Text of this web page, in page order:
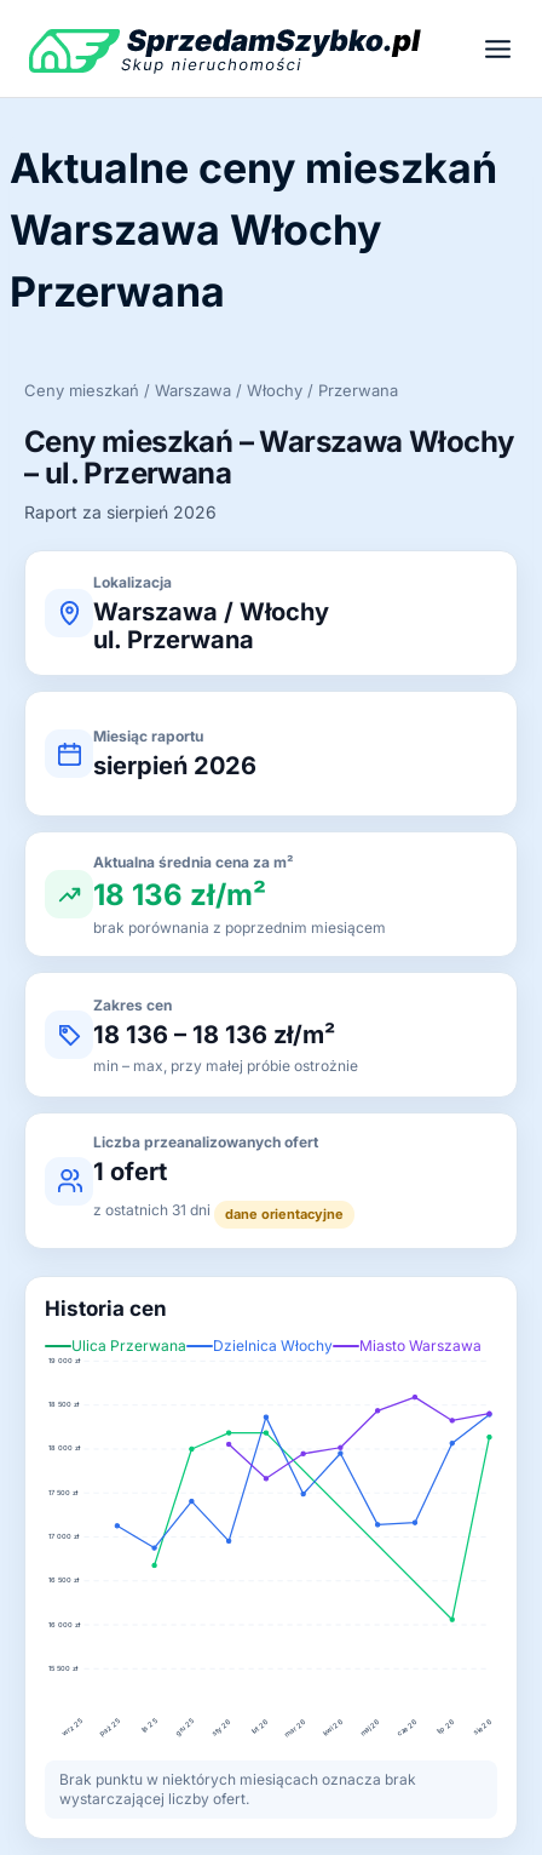
treści
Aktualne ceny mieszkań
Warszawa Włochy
Przerwana
Ceny mieszkań / Warszawa / Włochy / Przerwana
Ceny mieszkań – Warszawa Włochy
– ul. Przerwana
Raport za sierpień 2026
Lokalizacja
Warszawa / Włochy
ul. Przerwana
Miesiąc raportu
sierpień 2026
Aktualna średnia cena za m²
18 136 zł/m²
brak porównania z poprzednim miesiącem
Zakres cen
18 136 – 18 136 zł/m²
min – max, przy małej próbie ostrożnie
Liczba przeanalizowanych ofert
1 ofert
z ostatnich 31 dni dane orientacyjne
Historia cen
Ulica Przerwana Dzielnica Włochy Miasto Warszawa
15 500 zł
16 000 zł
16 500 zł
17 000 zł
17 500 zł
18 000 zł
18 500 zł
19 000 zł
wrz 25 paź 25 lis 25 gru 25 sty 26 lut 26 mar 26 kwi 26 maj 26 cze 26 lip 26 sie 26
Brak punktu w niektórych miesiącach oznacza brak
wystarczającej liczby ofert.